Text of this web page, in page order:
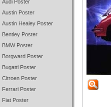
Audi Poster
Austin Poster
Austin Healey Poster
Bentley Poster
BMW Poster
Borgward Poster
Bugatti Poster
Citroen Poster
Ferrari Poster
Fiat Poster